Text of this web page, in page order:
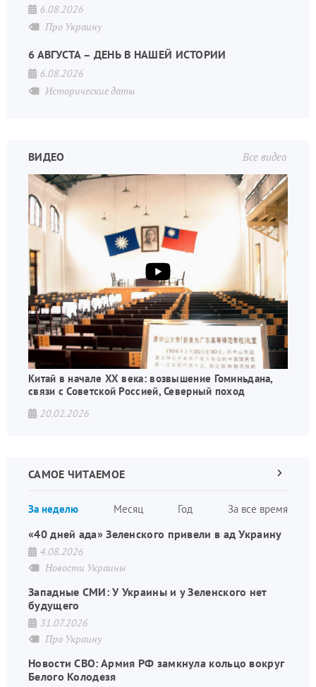
6.08.2026
Про Украину
6 АВГУСТА – ДЕНЬ В НАШЕЙ ИСТОРИИ
6.08.2026
Исторические даты
Все видео
ВИДЕО
Китай в начале XX века: возвышение Гоминьдана,
связи с Советской Россией, Северный поход
20.02.2026
САМОЕ ЧИТАЕМОЕ
За неделю Месяц Год За все время
Следующая
«40 дней ада» Зеленского привели в ад Украину
4.08.2026
Новости Украины
Западные СМИ: У Украины и у Зеленского нет
будущего
31.07.2026
Про Украину
Новости СВО: Армия РФ замкнула кольцо вокруг
Белого Колодезя